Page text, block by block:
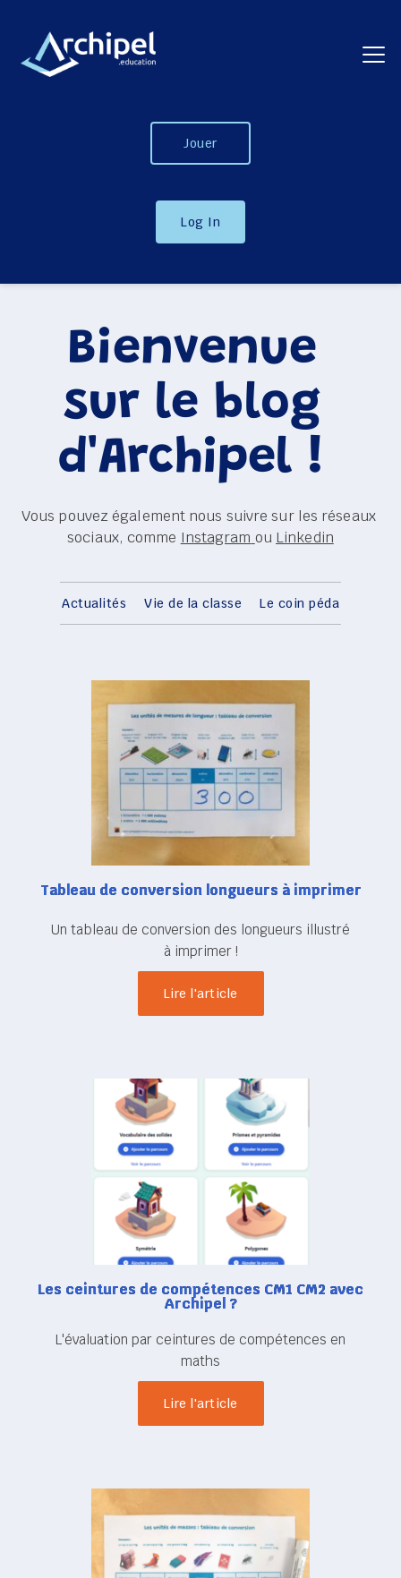
Jouer
Log In
Bienvenue
sur le blog
d'Archipel !
Vous pouvez également nous suivre sur les réseaux
sociaux, comme Instagram ou Linkedin
Actualités Vie de la classe Le coin péda
Tableau de conversion longueurs à imprimer
Un tableau de conversion des longueurs illustré
à imprimer !
Lire l'article
Les ceintures de compétences CM1 CM2 avec
Archipel ?
L'évaluation par ceintures de compétences en
maths
Lire l'article